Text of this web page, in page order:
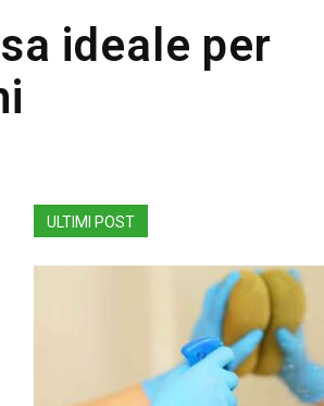
ideale per
ULTIMI POST